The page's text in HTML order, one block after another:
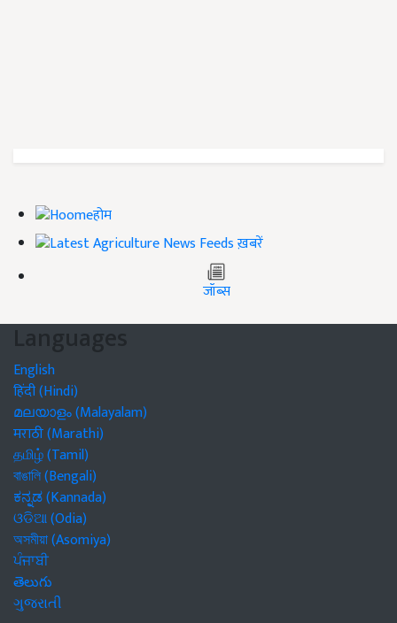
होम
ख़बरें
जॉब्स
Languages
English
हिंदी (Hindi)
മലയാളം (Malayalam)
मराठी (Marathi)
தமிழ் (Tamil)
বাঙালি (Bengali)
ಕನ್ನಡ (Kannada)
ଓଡିଆ (Odia)
অসমীয়া (Asomiya)
ਪੰਜਾਬੀ
తెలుగు
ગુજરાતી